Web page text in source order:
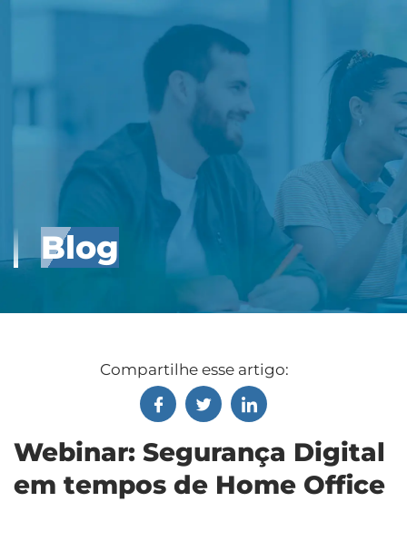
Blog
Compartilhe esse artigo:
Webinar: Segurança Digital
em tempos de Home Office